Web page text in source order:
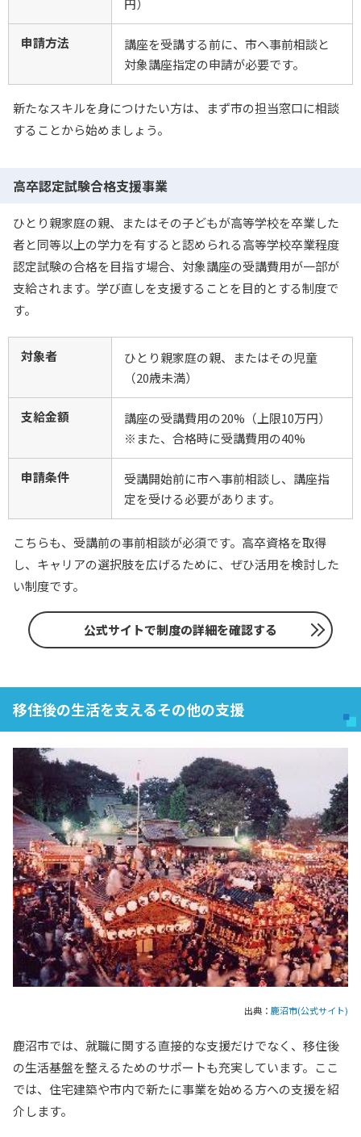
円）
申請方法
講座を受講する前に、市へ事前相談と
対象講座指定の申請が必要です。
新たなスキルを身につけたい方は、まず市の担当窓口に相談
することから始めましょう。
高卒認定試験合格支援事業
ひとり親家庭の親、またはその子どもが高等学校を卒業した
者と同等以上の学力を有すると認められる高等学校卒業程度
認定試験の合格を目指す場合、対象講座の受講費用が一部が
支給されます。学び直しを支援することを目的とする制度で
す。
対象者
ひとり親家庭の親、またはその児童
（20歳未満）
支給金額
講座の受講費用の20%（上限10万円）
※また、合格時に受講費用の40%
申請条件
受講開始前に市へ事前相談し、講座指
定を受ける必要があります。
こちらも、受講前の事前相談が必須です。高卒資格を取得
し、キャリアの選択肢を広げるために、ぜひ活用を検討した
い制度です。
公式サイトで制度の詳細を確認する
移住後の生活を支えるその他の支援
出典： 鹿沼市(公式サイト)
鹿沼市では、就職に関する直接的な支援だけでなく、移住後
の生活基盤を整えるためのサポートも充実しています。ここ
では、住宅建築や市内で新たに事業を始める方への支援を紹
介します。